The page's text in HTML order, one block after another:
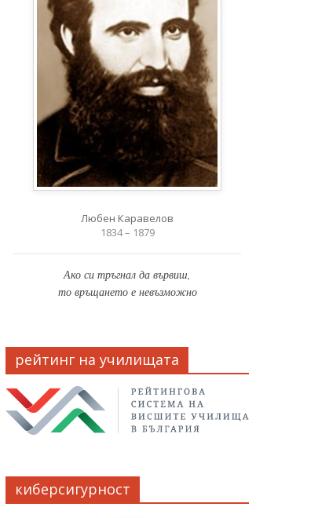
Любен Каравелов
1834 – 1879
Ако си тръгнал да вървиш,
то връщането е невъзможно
рейтинг на училищата
киберсигурност